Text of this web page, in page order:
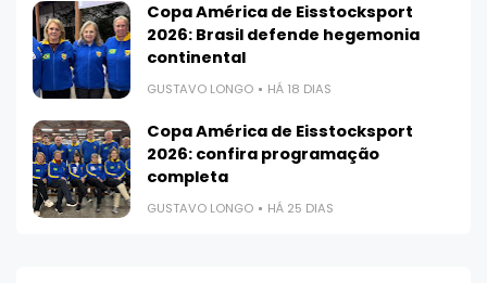
Copa América de Eisstocksport
2026: Brasil defende hegemonia
continental
GUSTAVO LONGO HÁ 18 DIAS
Copa América de Eisstocksport
2026: confira programação
completa
GUSTAVO LONGO HÁ 25 DIAS